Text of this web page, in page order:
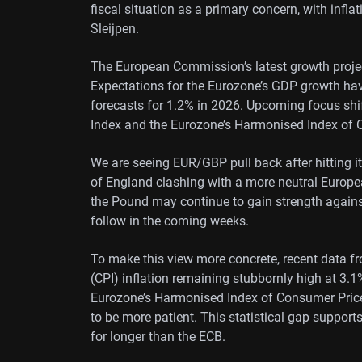
fiscal situation as a primary concern, with
Sleijpen.
The European Commission’s latest growth
Expectations for the Eurozone’s GDP growth
forecasts for 1.2% in 2026. Upcoming focus
Index and the Eurozone’s Harmonised Index
We are seeing EUR/GBP pull back after
of England clashing with a more neutral
the Pound may continue to gain strength
follow in the coming weeks.
To make this view more concrete, recent data
(CPI) inflation remaining stubbornly high at
Eurozone’s Harmonised Index of Consumer
to be more patient. This statistical gap
for longer than the ECB.